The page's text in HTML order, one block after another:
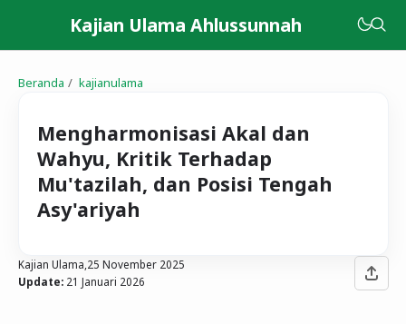
Kajian Ulama Ahlussunnah
Beranda kajianulama
Mengharmonisasi Akal dan
Wahyu, Kritik Terhadap
Mu'tazilah, dan Posisi Tengah
Asy'ariyah
Kajian Ulama, 25 November 2025
Update: 21 Januari 2026